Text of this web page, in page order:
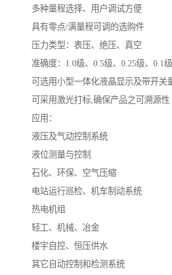
多种量程选择、用户调试方便
具有零点/满量程可调的选购件
压力类型：表压、绝压、真空
准确度：1.0级、0.5级、0.25级、0.1级
可选用小型一体化液晶显示及带开关
可采用激光打标,确保产品之可溯源性
应用：
液压及气动控制系统
液位测量与控制
石化、环保、空气压缩
电站运行巡检、机车制动系统
热电机组
轻工、机械、冶金
楼宇自控、恒压供水
其它自动控制和检测系统